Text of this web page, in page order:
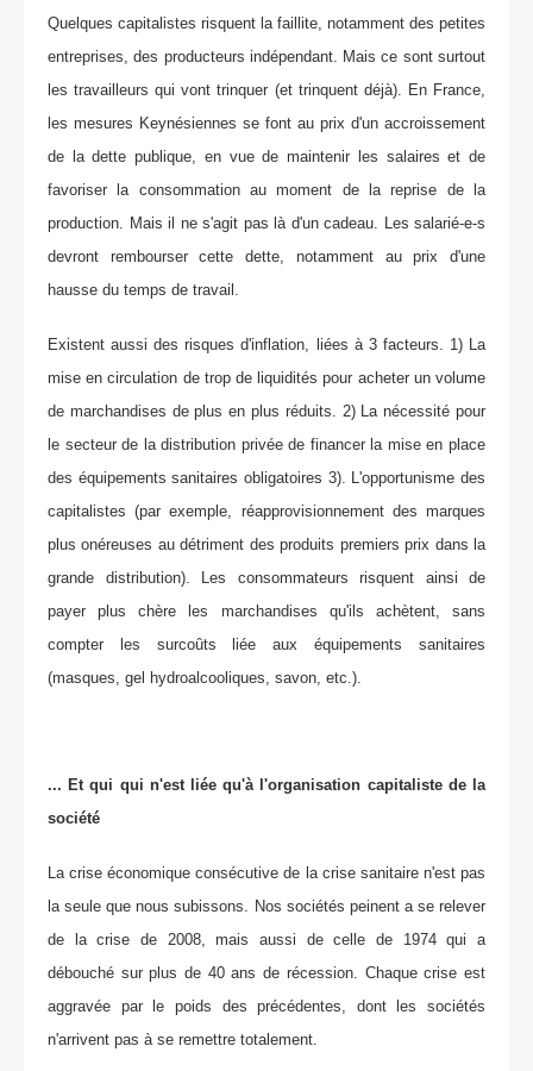
Quelques capitalistes risquent la faillite, notamment des petites
entreprises, des producteurs indépendant. Mais ce sont surtout
les travailleurs qui vont trinquer (et trinquent déjà). En France,
les mesures Keynésiennes se font au prix d'un accroissement
de la dette publique, en vue de maintenir les salaires et de
favoriser la consommation au moment de la reprise de la
production. Mais il ne s'agit pas là d'un cadeau. Les salarié-e-s
devront rembourser cette dette, notamment au prix d'une
hausse du temps de travail.
Existent aussi des risques d'inflation, liées à 3 facteurs. 1) La
mise en circulation de trop de liquidités pour acheter un volume
de marchandises de plus en plus réduits. 2) La nécessité pour
le secteur de la distribution privée de financer la mise en place
des équipements sanitaires obligatoires 3). L'opportunisme des
capitalistes (par exemple, réapprovisionnement des marques
plus onéreuses au détriment des produits premiers prix dans la
grande distribution). Les consommateurs risquent ainsi de
payer plus chère les marchandises qu'ils achètent, sans
compter les surcoûts liée aux équipements sanitaires
(masques, gel hydroalcooliques, savon, etc.).
... Et qui qui n'est liée qu'à l'organisation capitaliste de la
société
La crise économique consécutive de la crise sanitaire n'est pas
la seule que nous subissons. Nos sociétés peinent a se relever
de la crise de 2008, mais aussi de celle de 1974 qui a
débouché sur plus de 40 ans de récession. Chaque crise est
aggravée par le poids des précédentes, dont les sociétés
n'arrivent pas à se remettre totalement.